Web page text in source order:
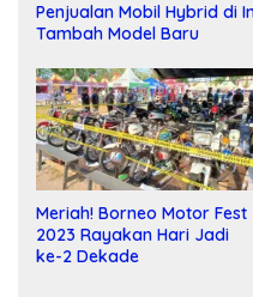
Penjualan Mobil Hybrid di
Tambah Model Baru
Meriah! Borneo Motor Fest
2023 Rayakan Hari Jadi
ke-2 Dekade